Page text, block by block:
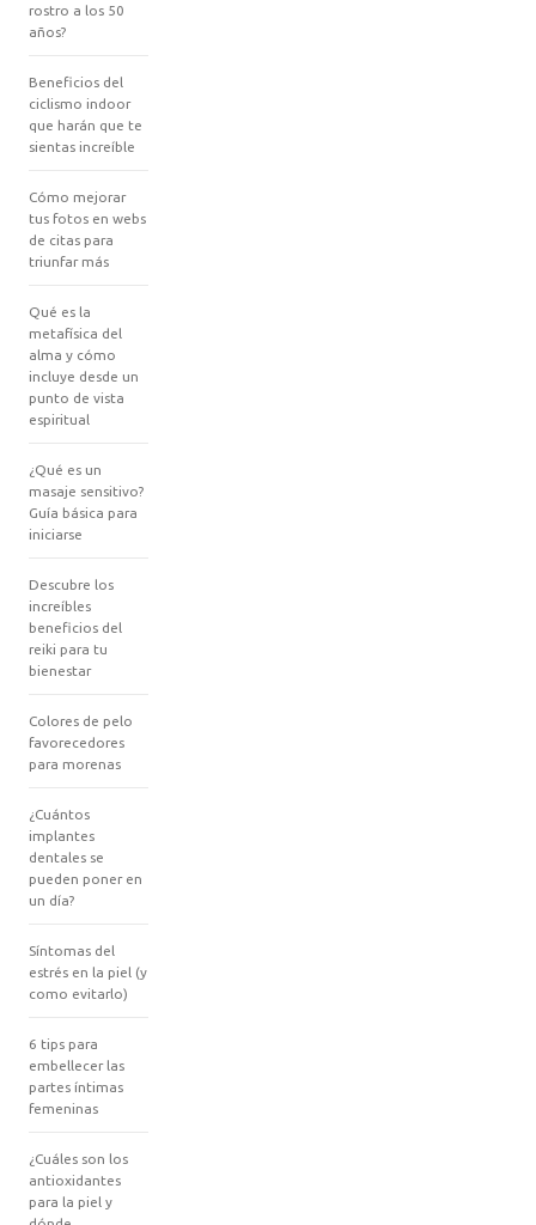
rostro a los 50
años?
Beneficios del
ciclismo indoor
que harán que te
sientas increíble
Cómo mejorar
tus fotos en webs
de citas para
triunfar más
Qué es la
metafísica del
alma y cómo
incluye desde un
punto de vista
espiritual
¿Qué es un
masaje sensitivo?
Guía básica para
iniciarse
Descubre los
increíbles
beneficios del
reiki para tu
bienestar
Colores de pelo
favorecedores
para morenas
¿Cuántos
implantes
dentales se
pueden poner en
un día?
Síntomas del
estrés en la piel (y
como evitarlo)
6 tips para
embellecer las
partes íntimas
femeninas
¿Cuáles son los
antioxidantes
para la piel y